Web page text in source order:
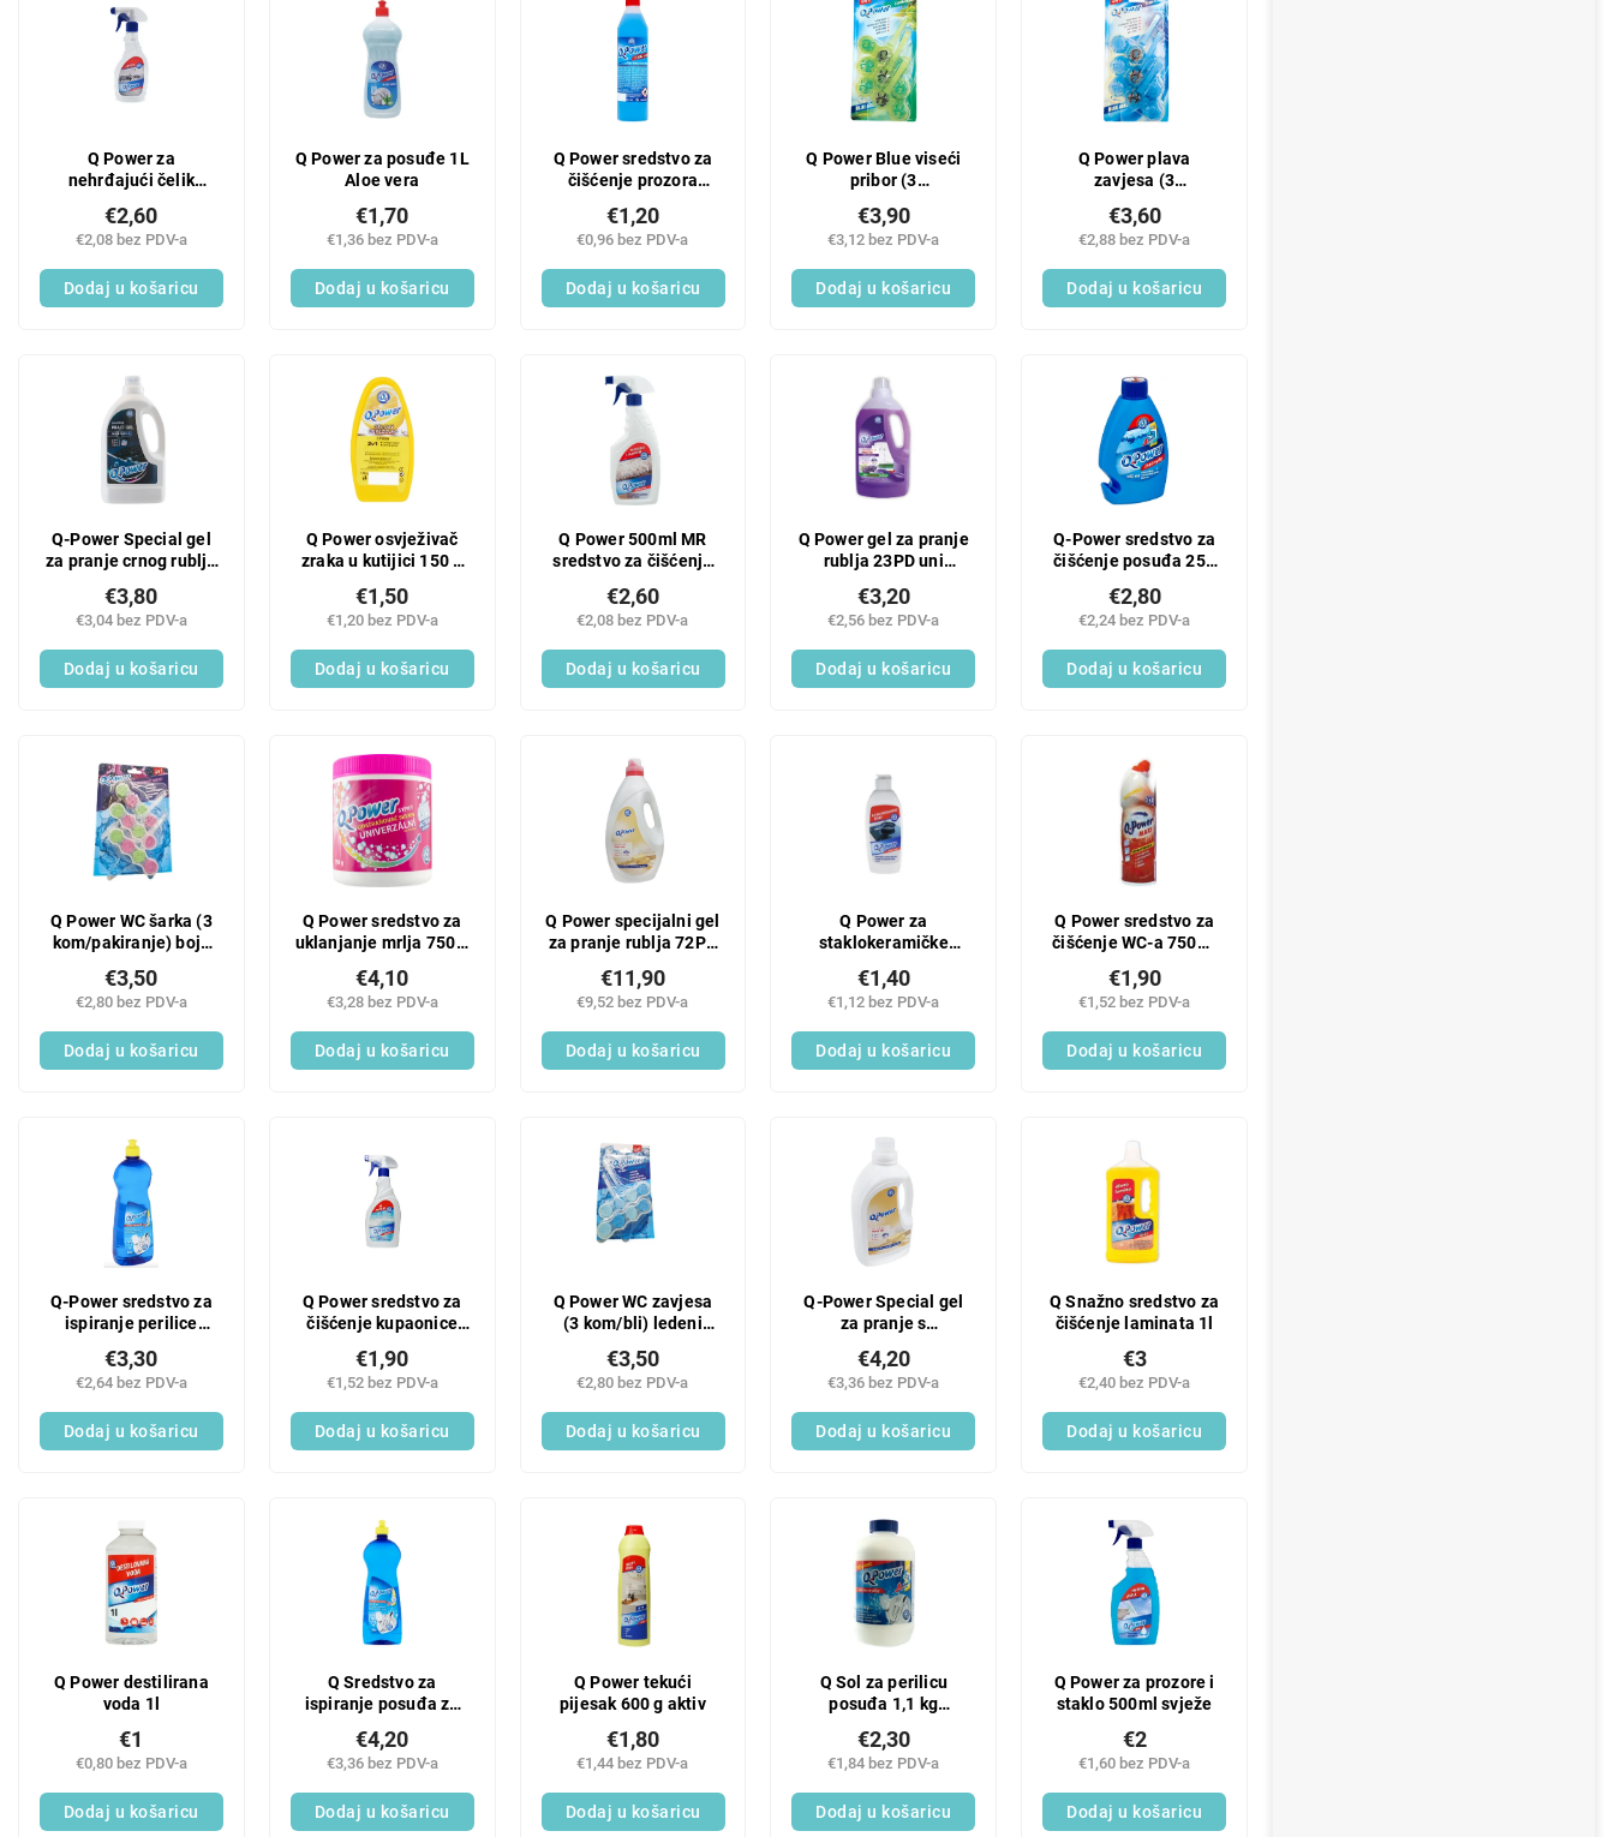
Q Power za
nehrđajući čelik
€2,08 bez PDV-a
€2,60
Dodaj u košaricu
Q Power za posuđe 1L
Aloe vera
€1,36 bez PDV-a
€1,70
Dodaj u košaricu
Q Power sredstvo za
čišćenje prozora
ml
€0,96 bez PDV-a
€1,20
Dodaj u košaricu
Q Power Blue viseći
pribor (3
Laguna
€3,12 bez PDV-a
€3,90
Dodaj u košaricu
Q Power plava
zavjesa (3
FreshStorm
€2,88 bez PDV-a
€3,60
Dodaj u košaricu
Q-Power Special gel
za pranje crnog rublja
25 PD
€3,04 bez PDV-a
€3,80
Dodaj u košaricu
Q Power osvježivač
zraka u kutijici 150 g
limun
€1,20 bez PDV-a
€1,50
Dodaj u košaricu
Q Power 500ml MR
sredstvo za čišćenje
tepiha i tapeciranog
namještaja
€2,08 bez PDV-a
€2,60
Dodaj u košaricu
Q Power gel za pranje
rublja 23PD uni
lavanda
€2,56 bez PDV-a
€3,20
Dodaj u košaricu
Q-Power sredstvo za
čišćenje posuđa 250
ml
€2,24 bez PDV-a
€2,80
Dodaj u košaricu
Q Power WC šarka (3
kom/pakiranje) boja
€2,80 bez PDV-a
€3,50
Dodaj u košaricu
Q Power sredstvo za
uklanjanje mrlja 750 g
€3,28 bez PDV-a
€4,10
Dodaj u košaricu
Q Power specijalni gel
za pranje rublja 72PD
€9,52 bez PDV-a
€11,90
Dodaj u košaricu
Q Power za
staklokeramičke
ml
€1,12 bez PDV-a
€1,40
Dodaj u košaricu
Q Power sredstvo za
čišćenje WC-a 750ml
€1,52 bez PDV-a
€1,90
Dodaj u košaricu
Q-Power sredstvo za
ispiranje perilice
€2,64 bez PDV-a
€3,30
Dodaj u košaricu
Q Power sredstvo za
čišćenje kupaonice
€1,52 bez PDV-a
€1,90
Dodaj u košaricu
Q Power WC zavjesa
(3 kom/bli) ledeni
€2,80 bez PDV-a
€3,50
Dodaj u košaricu
Q-Power Special gel
za pranje s
25 PD
€3,36 bez PDV-a
€4,20
Dodaj u košaricu
Q Snažno sredstvo za
čišćenje laminata 1l
€2,40 bez PDV-a
€3
Dodaj u košaricu
Q Power destilirana
voda 1l
€0,80 bez PDV-a
€1
Dodaj u košaricu
Q Sredstvo za
ispiranje posuđa za
perilicu posuđa 1 l
€3,36 bez PDV-a
€4,20
Dodaj u košaricu
Q Power tekući
pijesak 600 g aktiv
€1,44 bez PDV-a
€1,80
Dodaj u košaricu
Q Sol za perilicu
posuđa 1,1 kg
regenerirajuća
€1,84 bez PDV-a
€2,30
Dodaj u košaricu
Q Power za prozore i
staklo 500ml svježe
€1,60 bez PDV-a
€2
Dodaj u košaricu